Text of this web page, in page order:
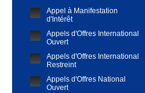
Appel à Manifestation
d'Intérêt
Appels d'Offres International
Ouvert
Appels d'Offres International
Restreint
Appels d'Offres National
Ouvert